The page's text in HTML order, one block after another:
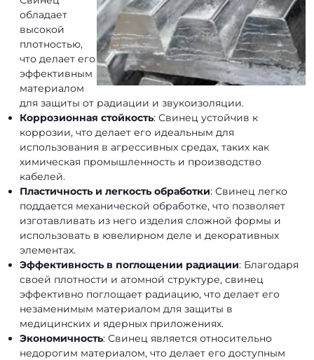
обладает
высокой
плотностью,
что делает его
эффективным
материалом
для защиты от радиации и звукоизоляции.
Коррозионная стойкость: Свинец устойчив к
коррозии, что делает его идеальным для
использования в агрессивных средах, таких как
химическая промышленность и производство
кабелей.
Пластичность и легкость обработки: Свинец легко
поддается механической обработке, что позволяет
изготавливать из него изделия сложной формы и
использовать в ювелирном деле и декоративных
элементах.
Эффективность в поглощении радиации: Благодаря
своей плотности и атомной структуре, свинец
эффективно поглощает радиацию, что делает его
незаменимым материалом для защиты в
медицинских и ядерных приложениях.
Экономичность: Свинец является относительно
недорогим материалом, что делает его доступным